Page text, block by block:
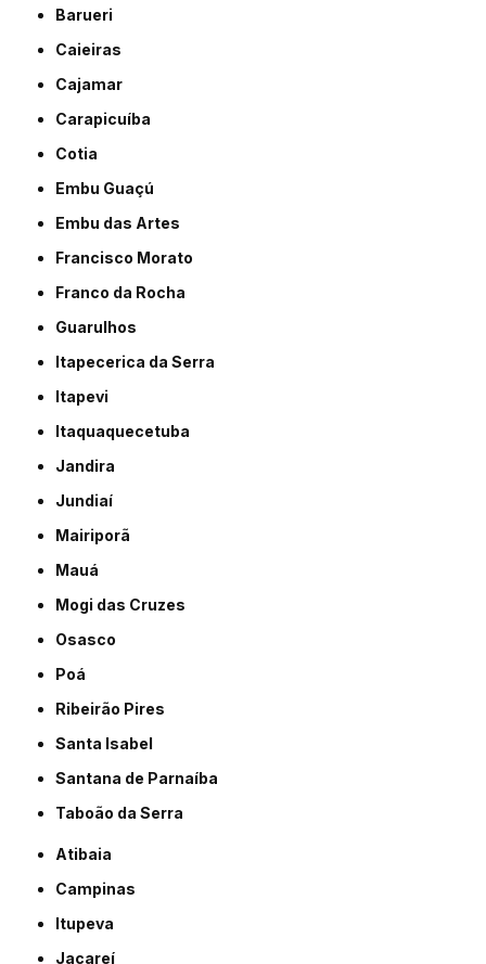
Barueri
Caieiras
Cajamar
Carapicuíba
Cotia
Embu Guaçú
Embu das Artes
Francisco Morato
Franco da Rocha
Guarulhos
Itapecerica da Serra
Itapevi
Itaquaquecetuba
Jandira
Jundiaí
Mairiporã
Mauá
Mogi das Cruzes
Osasco
Poá
Ribeirão Pires
Santa Isabel
Santana de Parnaíba
Taboão da Serra
Atibaia
Campinas
Itupeva
Jacareí